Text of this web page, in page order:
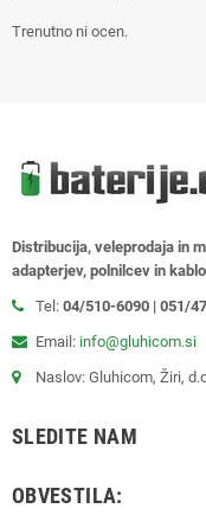
Trenutno ni ocen.
Distribucija, veleprodaja in
adapterjev, polnilcev in
Tel: 04/510-6090 | 051/
Email: info@gluhicom.si
Naslov: Gluhicom, Žiri,
SLEDITE NAM
OBVESTILA: